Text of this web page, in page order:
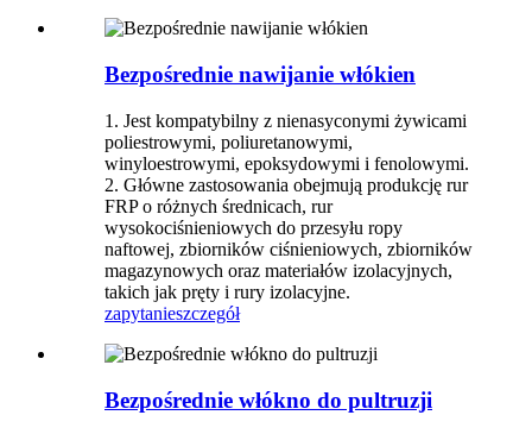
Bezpośrednie nawijanie włókien
1. Jest kompatybilny z nienasyconymi żywicami
poliestrowymi, poliuretanowymi,
winyloestrowymi, epoksydowymi i fenolowymi.
2. Główne zastosowania obejmują produkcję rur
FRP o różnych średnicach, rur
wysokociśnieniowych do przesyłu ropy
naftowej, zbiorników ciśnieniowych, zbiorników
magazynowych oraz materiałów izolacyjnych,
takich jak pręty i rury izolacyjne.
zapytanieszczegół
Bezpośrednie włókno do pultruzji